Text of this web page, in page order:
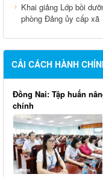
Khai giảng Lớp bồi
phòng Đảng ủy cấp xã
CẢI CÁCH HÀNH
Đồng Nai: Tập huấn
chính